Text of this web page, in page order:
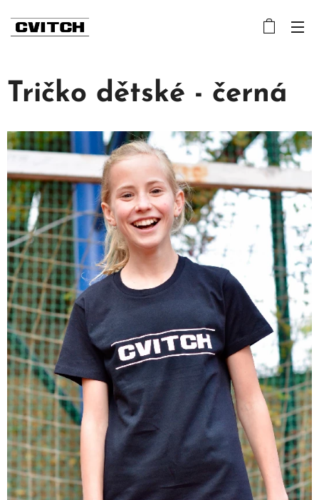
Tričko dětské - černá